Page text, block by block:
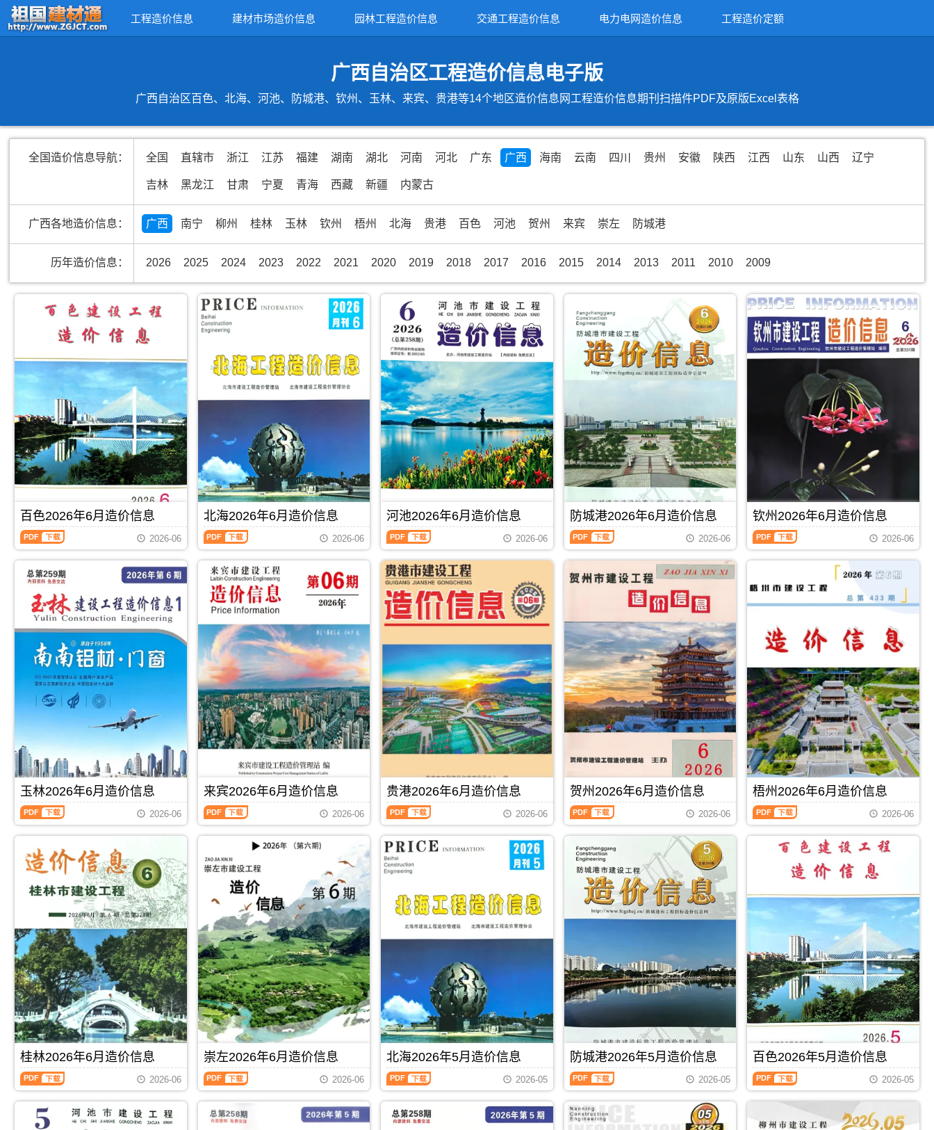
工程造价信息 建材市场造价信息 园林工程造价信息 交通工程造价信息 电力电网造价信息 工程造价定额
广西自治区工程造价信息电子版
广西自治区百色、北海、河池、防城港、钦州、玉林、来宾、贵港等14个地区造价信息网工程造价信息期刊扫描件PDF及原版Excel表格
百色2026年6月造价信息
百
色
信
信
息)，
百
色
市
建
设
工
程
价
信
扫
件
PDF，
属
于
百
色
市
工
程
材
料
汇
编，
PDF 下载
2026-06
北海2026年6月造价信息
北
海
月
造
信
(北
海
工
程
造
价
信
息)，
北
设
工
程
造
价
息
网
件
PDF，
属
于
北
海
市
工
程
合
同
材
料
核
定
价，
用
PDF 下载
2026-06
河池2026年6月造价信息
河
池
年
6
月
造
价
信
建
设
工
程
造
价
信
息)，
池
市
建
设
工
程
造
价
信
PDF，
地
区：
宜
州
区、
罗
城
县、
环
江
县、
PDF 下载
2026-06
防城港2026年6月造价信息
防
城
年
息
(防
城
港
建
设
工
程
价
息)，
防
城
港
市
建
设
工
程
息
清
扫
描
件
PDF，
防
城
信
息
价
包
含
区
域：
PDF 下载
2026-06
钦州2026年6月造价信息
钦
州
月
造
（钦
设
工
程
造
价
信
息）
期
刊，
由
钦
州
市
建
息
网
州
信
息
价
包
含
区
域：
钦
州
市、
钦
州
灵
PDF 下载
2026-06
玉林2026年6月造价信息
玉
林
月
林
设
工
程
造
价
信
息）
期
刊，
由
玉
林
市
2026-06
来宾2026年6月造价信息
来
宾
月
信
（来
宾
建
设
工
程
造
价
信
息）
期
刊，
由
来
宾
市
建
PDF 下载
2026-06
贵港2026年6月造价信息
贵
港
年
6
月
港
工
造
价
信
息）
期
刊，
由
贵
港
市
建
设
PDF 下载
2026-06
贺州2026年6月造价信息
贺
州
月
设
工
程
造
价
信
期
刊，
由
贺
州
市
建
PDF 下载
2026-06
梧州2026年6月造价信息
梧
州
息
（梧
建
设
工
程
造
价
信
期
刊，
由
梧
州
市
设
PDF 下载
2026-06
桂林2026年6月造价信息
桂
林
2026-06
崇左2026年6月造价信息
崇
左
2026-06
北海2026年5月造价信息
北
海
年
2026-05
防城港2026年5月造价信息
防
城
2026
年
2026-05
百色2026年5月造价信息
百
色
2026-05
全国造价信息导航： 全国 直辖市 浙江 江苏 福建 湖南 湖北 河南 河北 广东 广西 海南 云南 四川 贵州 安徽 陕西 江西 山东 山西 辽宁
吉林 黑龙江 甘肃 宁夏 青海 西藏 新疆 内蒙古
广西各地造价信息： 广西 南宁 柳州 桂林 玉林 钦州 梧州 北海 贵港 百色 河池 贺州 来宾 崇左 防城港
历年造价信息： 2026 2025 2024 2023 2022 2021 2020 2019 2018 2017 2016 2015 2014 2013 2011 2010 2009